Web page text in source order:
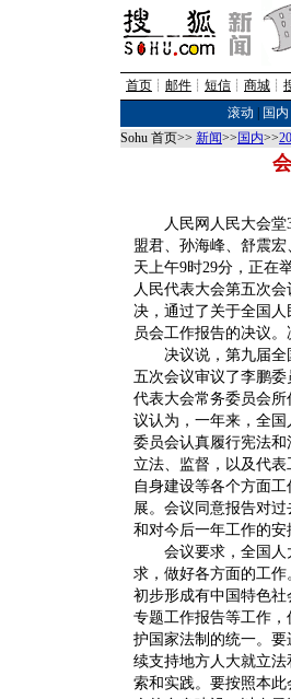
首页 ┊ 邮件 ┊ 短信 ┊ 商城 ┊
滚动
国内
Sohu 首页>> 新闻>> 国内>>
人民网人民大会堂3
盟君、孙海峰、舒震
天上午9时29分，正在
人民代表大会第五次
决，通过了关于全国
员会工作报告的决议。
决议说，第九届全
五次会议审议了李鹏
代表大会常务委员会
议认为，一年来，全
委员会认真履行宪法和
立法、监督，以及代表
自身建设等各个方面
展。会议同意报告对
和对今后一年工作的安
会议要求，全国人大
求，做好各方面的工
初步形成有中国特色
专题工作报告等工作
护国家法制的统一。
续支持地方人大就立
索和实践。要按照本